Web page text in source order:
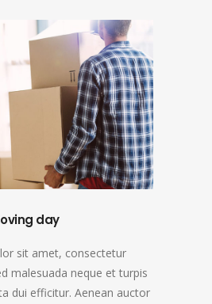
day
sit amet, consectetur
malesuada neque et turpis
dui efficitur. Aenean auctor